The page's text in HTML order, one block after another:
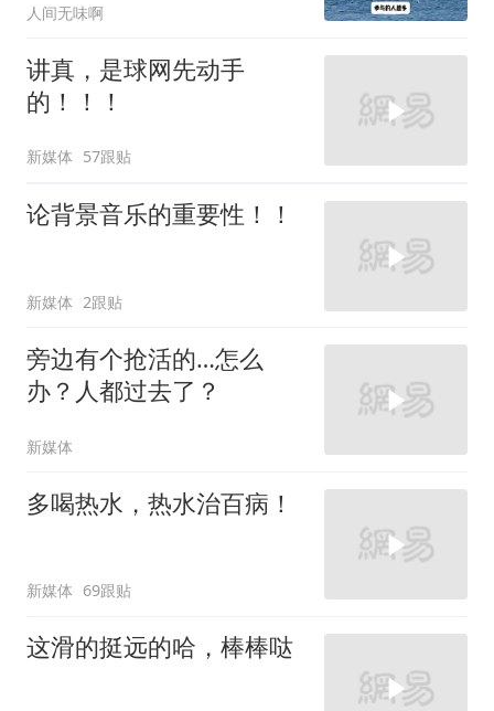
人间无味啊
讲真，是球网先动手
的！！！
新媒体 57跟贴
论背景音乐的重要性！！
新媒体 2跟贴
旁边有个抢活的…怎么
办？人都过去了？
新媒体
多喝热水，热水治百病！
新媒体 69跟贴
这滑的挺远的哈，棒棒哒